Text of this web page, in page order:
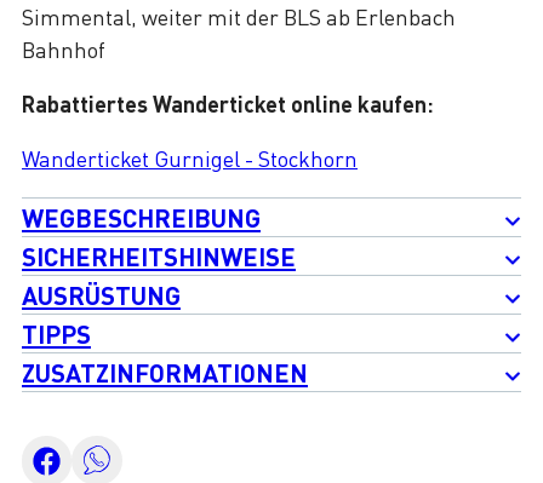
Simmental, weiter mit der BLS ab Erlenbach
Bahnhof
Rabattiertes Wanderticket online kaufen:
Wanderticket Gurnigel - Stockhorn
WEGBESCHREIBUNG
SICHERHEITSHINWEISE
AUSRÜSTUNG
TIPPS
ZUSATZINFORMATIONEN